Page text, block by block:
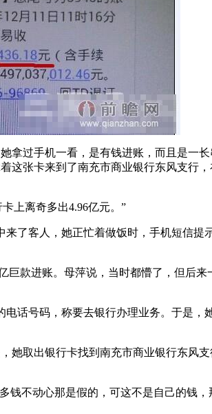
拿过手机一看，是有钱进账，而且是一
张卡来到了南充市商业银行东风支行
上离奇多出4.96亿元。”
了客人，她正忙着做饭时，手机短信
款进账。母萍说，当时都懵了，但后
话号码，称要去银行办理业务。于是
取出银行卡找到南充市商业银行东风
钱不动心那是假的，可这不是自己的钱